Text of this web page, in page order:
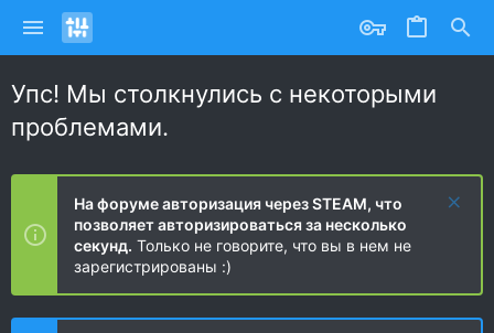
Упс! Мы столкнулись с некоторыми
проблемами.
На форуме авторизация через STEAM, что
позволяет авторизироваться за несколько
секунд. Только не говорите, что вы в нем не
зарегистрированы :)